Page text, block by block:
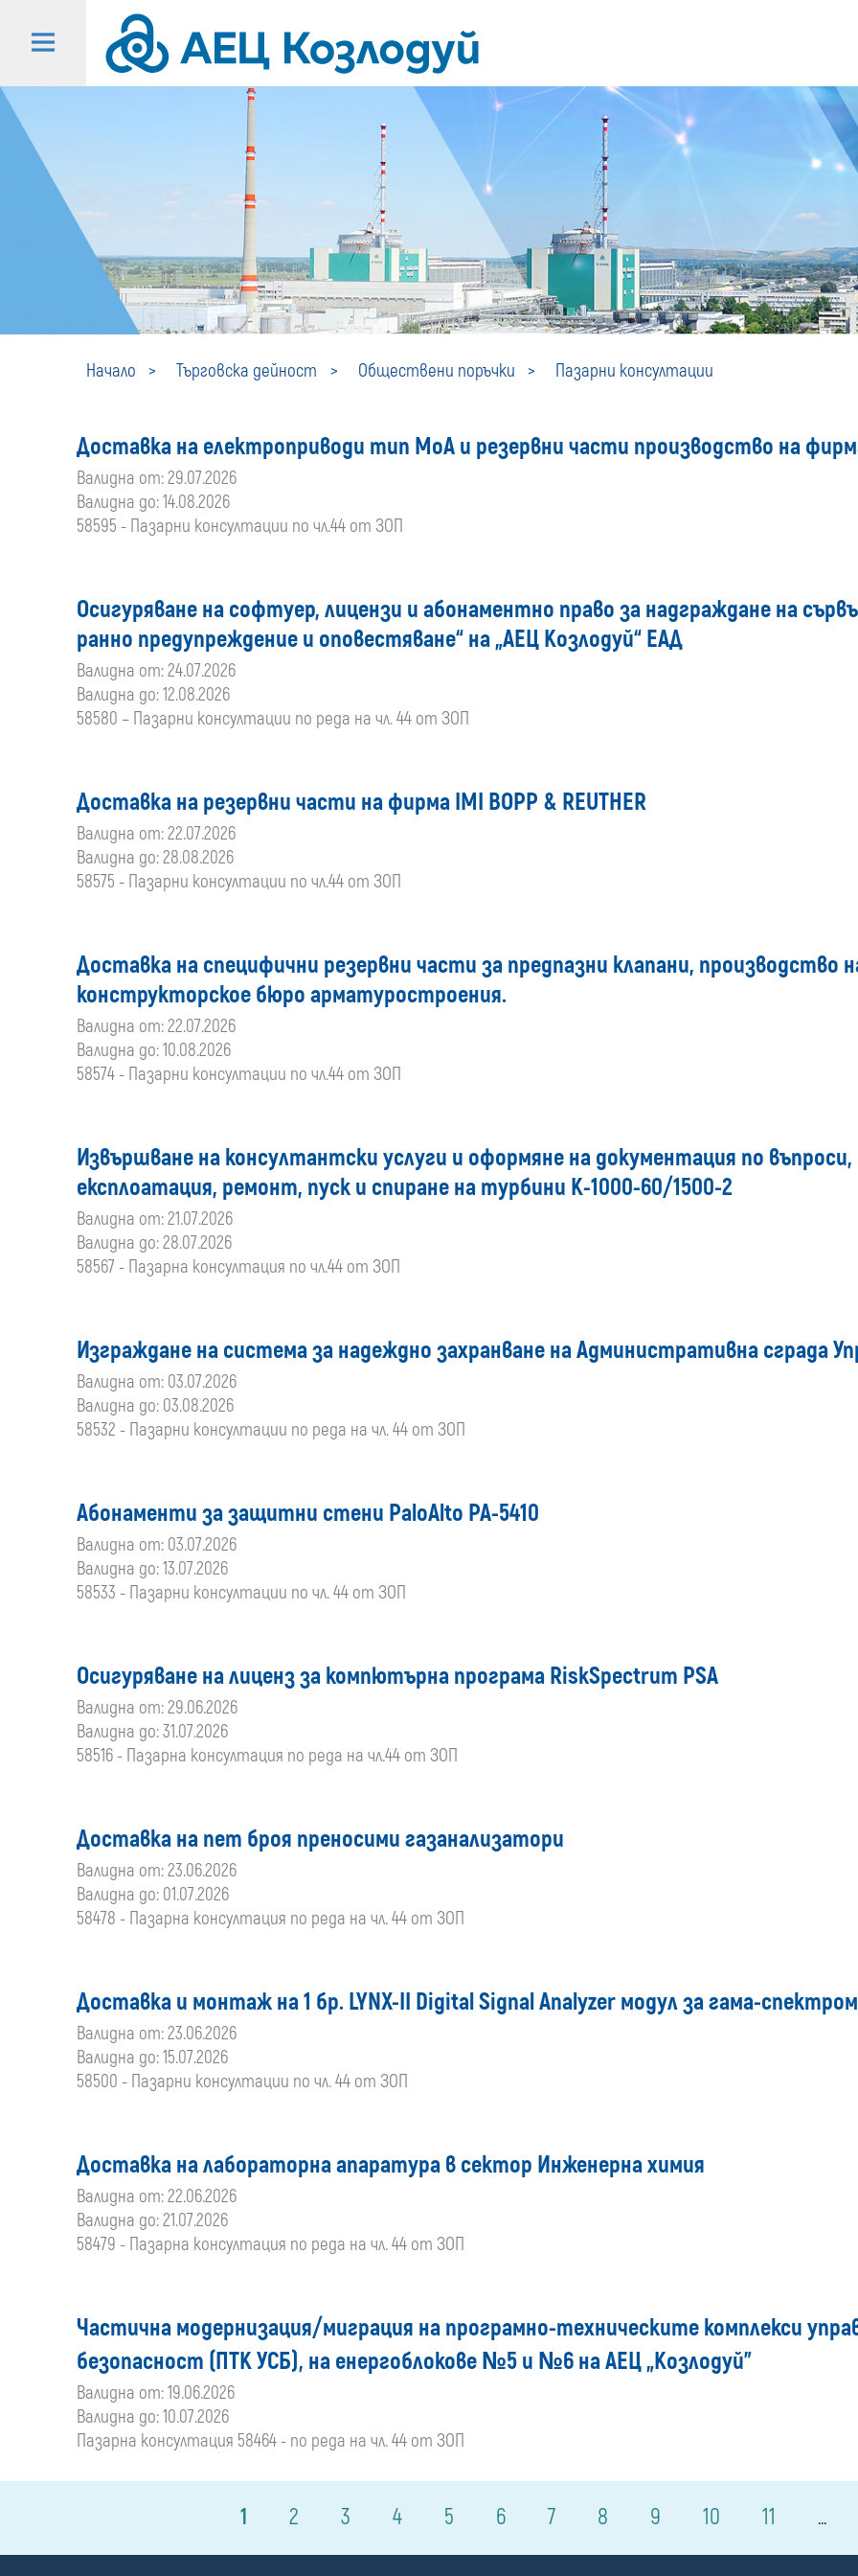
Начало Търговска дейност Обществени поръчки Пазарни консултации
Пазарни
консултации
Доставка на електроприводи тип МоА и резервни части производство на
Валидна от: 29.07.2026
Валидна до: 14.08.2026
58595 - Пазарни консултации по чл.44 от ЗОП
Осигуряване на софтуер, лицензи и абонаментно право за надграждане на
ранно предупреждение и оповестяване“ на „АЕЦ Козлодуй“ ЕАД
Валидна от: 24.07.2026
Валидна до: 12.08.2026
58580 – Пазарни консултации по реда на чл. 44 от ЗОП
Доставка на резервни части на фирма IMI BOPP & REUTHER
Валидна от: 22.07.2026
Валидна до: 28.08.2026
58575 - Пазарни консултации по чл.44 от ЗОП
Доставка на специфични резервни части за предпазни клапани, производство
конструкторское бюро арматуростроения.
Валидна от: 22.07.2026
Валидна до: 10.08.2026
58574 - Пазарни консултации по чл.44 от ЗОП
Извършване на консултантски услуги и оформяне на документация по
експлоатация, ремонт, пуск и спиране на турбини К-1000-60/1500-2
Валидна от: 21.07.2026
Валидна до: 28.07.2026
58567 - Пазарна консултация по чл.44 от ЗОП
Изграждане на система за надеждно захранване на Административна сграда
Валидна от: 03.07.2026
Валидна до: 03.08.2026
58532 - Пазарни консултации по реда на чл. 44 от ЗОП
Абонаменти за защитни стени PaloAlto PA-5410
Валидна от: 03.07.2026
Валидна до: 13.07.2026
58533 - Пазарни консултации по чл. 44 от ЗОП
Осигуряване на лиценз за компютърнa програма RiskSpectrum PSA
Валидна от: 29.06.2026
Валидна до: 31.07.2026
58516 - Пазарна консултация по реда на чл.44 от ЗОП
Доставка на пет броя преносими газанализатори
Валидна от: 23.06.2026
Валидна до: 01.07.2026
58478 - Пазарна консултация по реда на чл. 44 от ЗОП
Доставка и монтаж на 1 бр. LYNX-II Digital Signal Analyzer модул за гама-
Валидна от: 23.06.2026
Валидна до: 15.07.2026
58500 - Пазарни консултации по чл. 44 от ЗОП
Доставка на лабораторна апаратура в сектор Инженерна химия
Валидна от: 22.06.2026
Валидна до: 21.07.2026
58479 - Пазарна консултация по реда на чл. 44 от ЗОП
Частична модернизация/миграция на програмно-техническите комплекси
безопасност (ПТК УСБ), на енергоблокове №5 и №6 на АЕЦ „Козлодуй”
Валидна от: 19.06.2026
Валидна до: 10.07.2026
Пазарна консултация 58464 - по реда на чл. 44 от ЗОП
1 2 3 4 5 6 7 8 9 10 11 ...